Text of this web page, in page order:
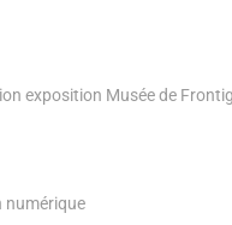
exposition Musée de
numérique